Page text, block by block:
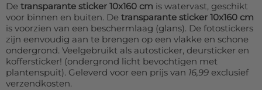
De transparante sticker 10x160 cm is watervast, geschikt
voor binnen en buiten. De transparante sticker 10x160 cm
is voorzien van een beschermlaag (glans). De fotostickers
zijn eenvoudig aan te brengen op een vlakke en schone
ondergrond. Veelgebruikt als autosticker, deursticker en
koffersticker! (ondergrond licht bevochtigen met
plantenspuit). Geleverd voor een prijs van 16,99 exclusief
verzendkosten.